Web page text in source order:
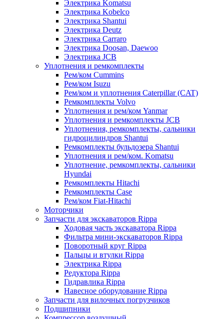
Электрика Komatsu
Электрика Kobelco
Электрика Shantui
Электрика Deutz
Электрика Carraro
Электрика Doosan, Daewoo
Электрика JCB
Уплотнения и ремкомплекты
Рем/ком Cummins
Рем/ком Isuzu
Рем/ком и уплотнения Caterpillar (CAT)
Ремкомплекты Volvo
Уплотнения и рем/ком Yanmar
Уплотнения и ремкомплекты JCB
Уплотнения, ремкомплекты, сальники
гидроцилиндров Shantui
Ремкомплекты бульдозера Shantui
Уплотнения и рем/ком. Komatsu
Уплотнение, ремкомплекты, сальники
Hyundai
Ремкомплекты Hitachi
Ремкомплекты Case
Рем/ком Fiat-Hitachi
Моторчики
Запчасти для экскаваторов Rippa
Ходовая часть экскаватора Rippa
Фильтра мини-экскаваторов Rippa
Поворотный круг Rippa
Пальцы и втулки Rippa
Электрика Rippa
Редуктора Rippa
Гидравлика Rippa
Навесное оборудование Rippa
Запчасти для вилочных погрузчиков
Подшипники